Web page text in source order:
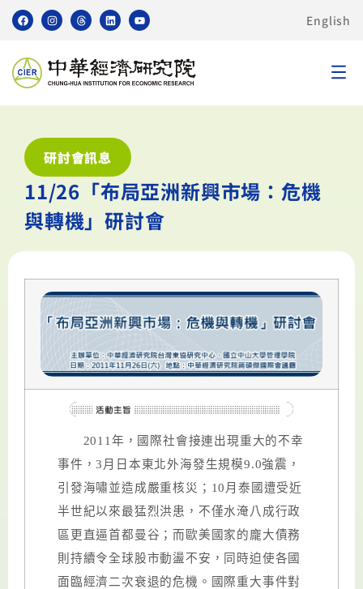
English
研討會訊息
11/26「布局亞洲新興市場：危機
與轉機」研討會
2011 年，國際社會接連出現重大的不幸
事件，3 月日本東北外海發生規模9.0強震，
引發海嘯並造成嚴重核災； 10 月泰國遭受近
半世紀以來最猛烈洪患，不僅水淹八成行政
區更直逼首都曼谷；而歐美國家的龐大債務
則持續令全球股市動盪不安，同時迫使各國
面臨經濟二次衰退的危機。國際重大事件對